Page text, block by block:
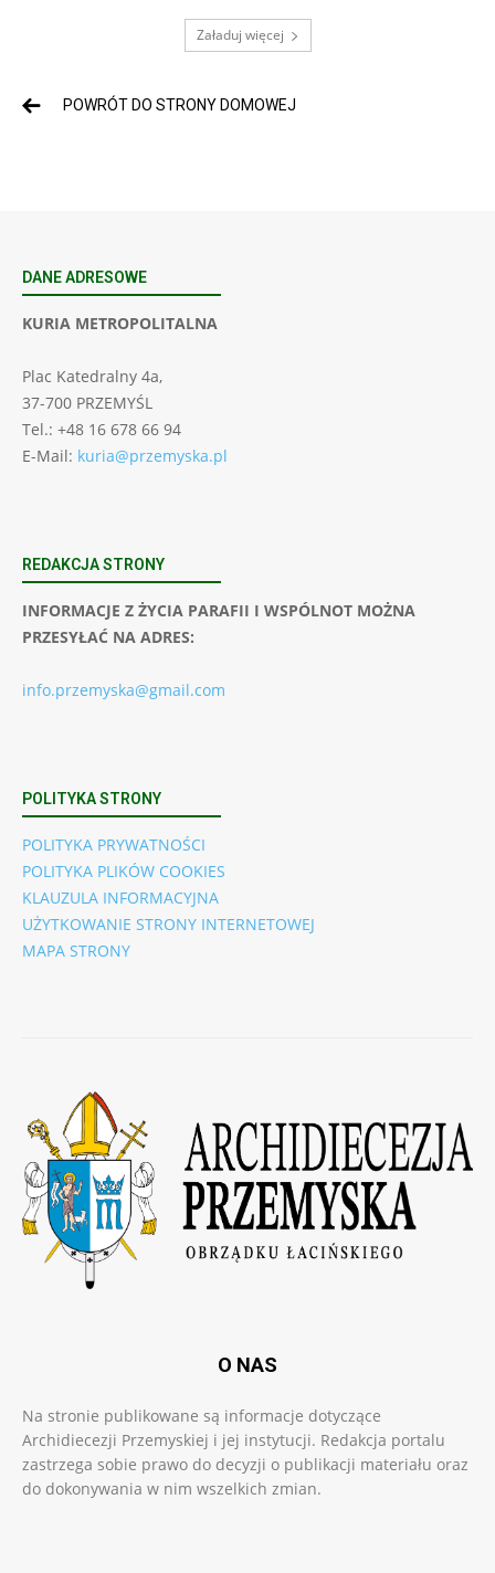
Załaduj więcej
POWRÓT DO STRONY DOMOWEJ
DANE ADRESOWE
KURIA METROPOLITALNA
Plac Katedralny 4a,
37-700 PRZEMYŚL
Tel.: +48 16 678 66 94
E-Mail: kuria@przemyska.pl
REDAKCJA STRONY
INFORMACJE Z ŻYCIA PARAFII I WSPÓLNOT MOŻNA
PRZESYŁAĆ NA ADRES:
info.przemyska@gmail.com
POLITYKA STRONY
POLITYKA PRYWATNOŚCI
POLITYKA PLIKÓW COOKIES
KLAUZULA INFORMACYJNA
UŻYTKOWANIE STRONY INTERNETOWEJ
MAPA STRONY
O NAS
Na stronie publikowane są informacje dotyczące
Archidiecezji Przemyskiej i jej instytucji. Redakcja portalu
zastrzega sobie prawo do decyzji o publikacji materiału oraz
do dokonywania w nim wszelkich zmian.